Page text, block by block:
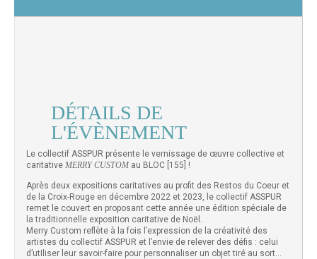
DÉTAILS DE
L'ÉVÈNEMENT
Le collectif ASSPUR présente le vernissage de œuvre collective et
caritative MERRY CUSTOM au BLOC [155] !
Après deux expositions caritatives au profit des Restos du Coeur et
de la Croix-Rouge en décembre 2022 et 2023, le collectif ASSPUR
remet le couvert en proposant cette année une édition spéciale de
la traditionnelle exposition caritative de Noël.
Merry Custom reflète à la fois l’expression de la créativité des
artistes du collectif ASSPUR et l’envie de relever des défis : celui
d’utIliser leur savoir-faire pour personnaliser un objet tiré au sort…